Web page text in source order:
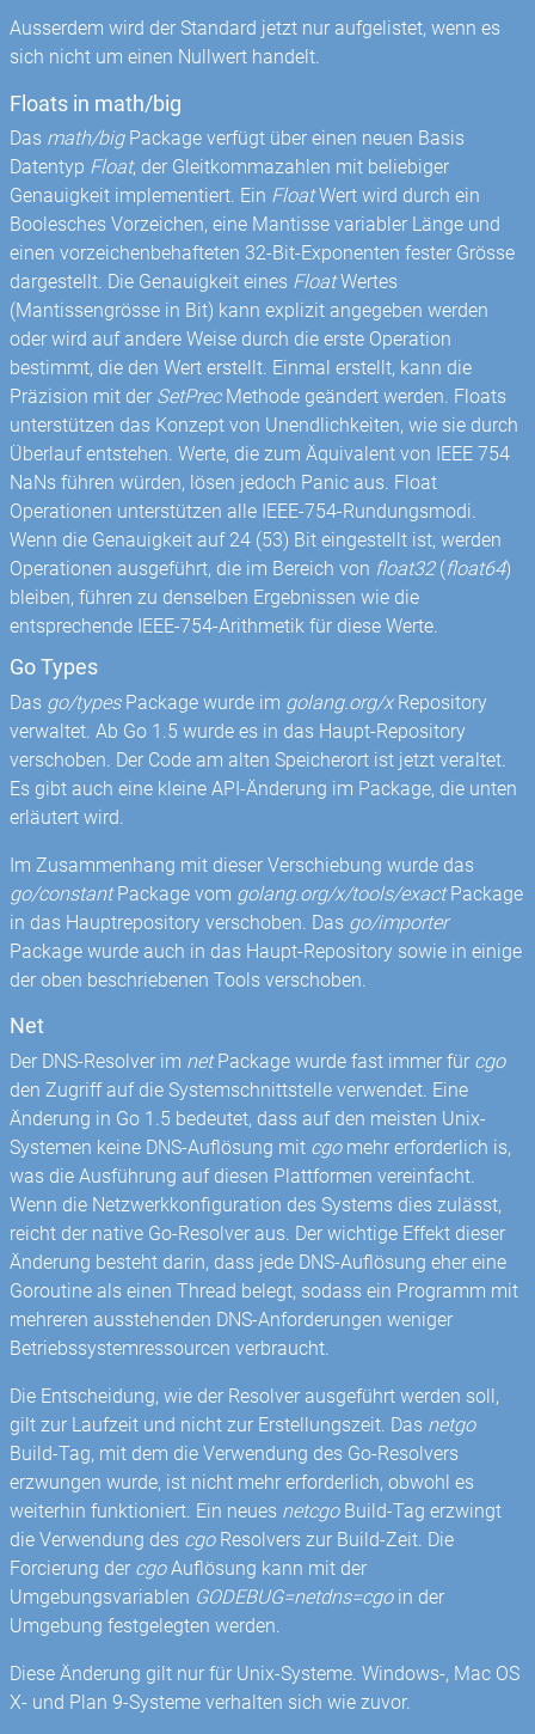
Ausserdem wird der Standard jetzt nur aufgelistet, wenn es
sich nicht um einen Nullwert handelt.
Floats in math/big
Das math/bigPackage verfügt über einen neuen Basis
Datentyp Float, der Gleitkommazahlen mit beliebiger
Genauigkeit implementiert. Ein FloatWert wird durch ein
Boolesches Vorzeichen, eine Mantisse variabler Länge und
einen vorzeichenbehafteten 32-Bit-Exponenten fester Grösse
dargestellt. Die Genauigkeit eines FloatWertes
(Mantissengrösse in Bit) kann explizit angegeben werden
oder wird auf andere Weise durch die erste Operation
bestimmt, die den Wert erstellt. Einmal erstellt, kann die
Präzision mit der SetPrecMethode geändert werden. Floats
unterstützen das Konzept von Unendlichkeiten, wie sie durch
Überlauf entstehen. Werte, die zum Äquivalent von IEEE 754
NaNs führen würden, lösen jedoch Panic aus. Float
Operationen unterstützen alle IEEE-754-Rundungsmodi.
Wenn die Genauigkeit auf 24 (53) Bit eingestellt ist, werden
Operationen ausgeführt, die im Bereich von float32(float64)
bleiben, führen zu denselben Ergebnissen wie die
entsprechende IEEE-754-Arithmetik für diese Werte.
Go Types
Das go/typesPackage wurde im golang.org/xRepository
verwaltet. Ab Go 1.5 wurde es in das Haupt-Repository
verschoben. Der Code am alten Speicherort ist jetzt veraltet.
Es gibt auch eine kleine API-Änderung im Package, die unten
erläutert wird.
Im Zusammenhang mit dieser Verschiebung wurde das
go/constantPackage vom golang.org/x/tools/exactPackage
in das Hauptrepository verschoben. Das go/importer
Package wurde auch in das Haupt-Repository sowie in einige
der oben beschriebenen Tools verschoben.
Net
Der DNS-Resolver im netPackage wurde fast immer für cgo
den Zugriff auf die Systemschnittstelle verwendet. Eine
Änderung in Go 1.5 bedeutet, dass auf den meisten Unix-
Systemen keine DNS-Auflösung mit cgomehr erforderlich is,
was die Ausführung auf diesen Plattformen vereinfacht.
Wenn die Netzwerkkonfiguration des Systems dies zulässt,
reicht der native Go-Resolver aus. Der wichtige Effekt dieser
Änderung besteht darin, dass jede DNS-Auflösung eher eine
Goroutine als einen Thread belegt, sodass ein Programm mit
mehreren ausstehenden DNS-Anforderungen weniger
Betriebssystemressourcen verbraucht.
Die Entscheidung, wie der Resolver ausgeführt werden soll,
gilt zur Laufzeit und nicht zur Erstellungszeit. Das netgo
Build-Tag, mit dem die Verwendung des Go-Resolvers
erzwungen wurde, ist nicht mehr erforderlich, obwohl es
weiterhin funktioniert. Ein neues netcgoBuild-Tag erzwingt
die Verwendung des cgoResolvers zur Build-Zeit. Die
Forcierung der cgoAuflösung kann mit der
Umgebungsvariablen GODEBUG=netdns=cgoin der
Umgebung festgelegten werden.
Diese Änderung gilt nur für Unix-Systeme. Windows-, Mac OS
X- und Plan 9-Systeme verhalten sich wie zuvor.